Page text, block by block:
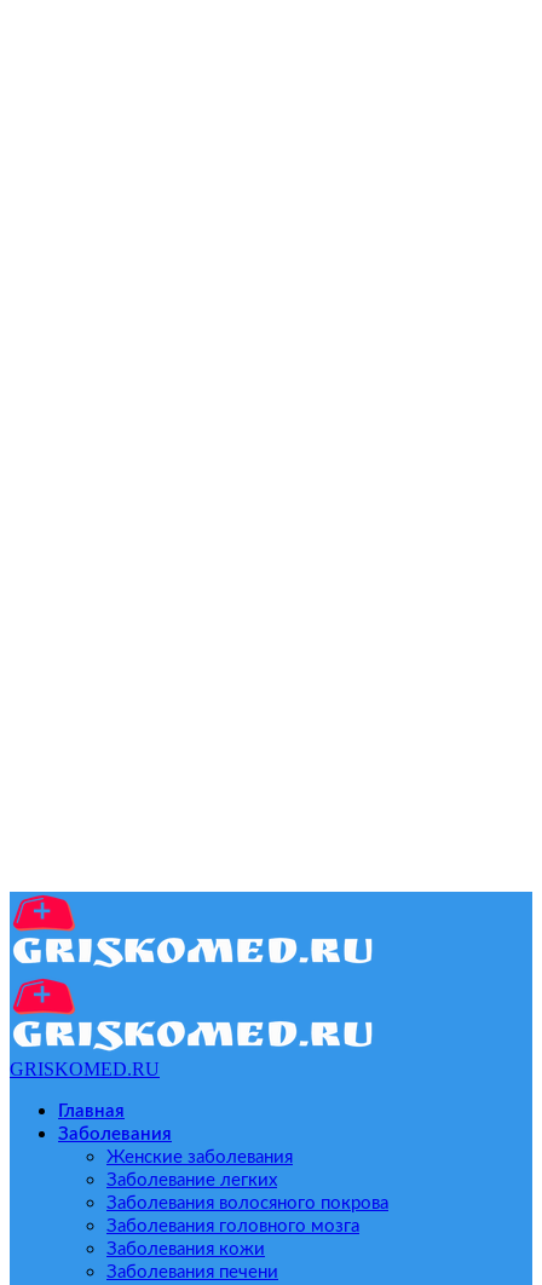
GRISKOMED.RU
Главная
Заболевания
Женские заболевания
Заболевание легких
Заболевания волосяного покрова
Заболевания головного мозга
Заболевания кожи
Заболевания печени